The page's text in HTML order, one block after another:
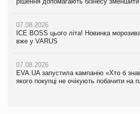
07.08.2026
ICE BOSS цього літа! Новинка
вже у VARUS
07.08.2026
EVA.UA запустила кампанію «Хто б
якого покупці не очікують побачити на
07.08.2026
ICE BOSS цього літа! Новинка
вже у VARUS
07.08.2026
EVA.UA запустила кампанію «Хто б
якого покупці не очікують побачити на
Продажі Hugo Boss впали на 9%